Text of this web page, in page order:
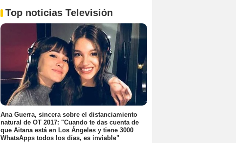
Top noticias Televisión
Ana Guerra, sincera sobre el distanciamiento
natural de OT 2017: "Cuando te das cuenta de
que Aitana está en Los Ángeles y tiene 3000
WhatsApps todos los días, es inviable"